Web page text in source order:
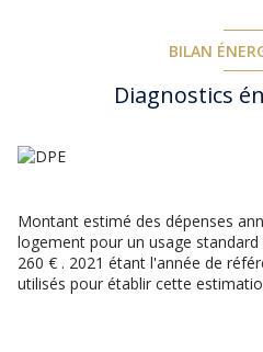
BILAN
Diagnostics
Montant estimé des dépenses
logement pour un usage
260 € . 2021 étant l'année de
utilisés pour établir cette